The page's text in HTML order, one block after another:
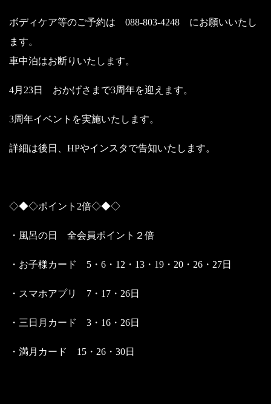
ボディケア等のご予約は 088-803-4248 にお願いいたし
ます。
車中泊はお断りいたします。
4月23日 おかげさまで3周年を迎えます。
3周年イベントを実施いたします。
詳細は後日、HPやインスタで告知いたします。
◇◆◇ポイント2倍◇◆◇
・風呂の日 全会員ポイント２倍
・お子様カード 5・6・12・13・19・20・26・27日
・スマホアプリ 7・17・26日
・三日月カード 3・16・26日
・満月カード 15・26・30日